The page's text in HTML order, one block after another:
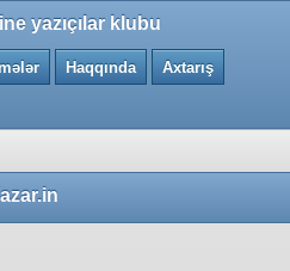
yazıçılar klubu
Haqqında Axtarış